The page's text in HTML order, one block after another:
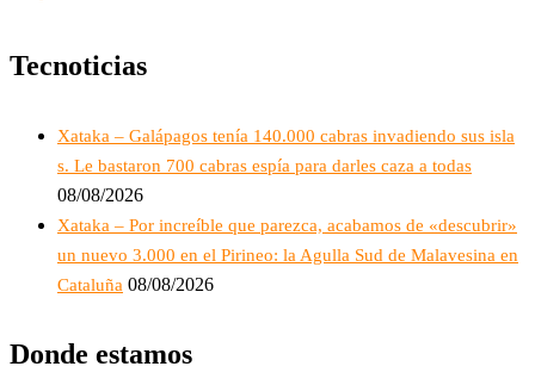
Tecnoticias
Xataka – Galápagos tenía 140.000 cabras invadiendo sus isla
s. Le bastaron 700 cabras espía para darles caza a todas
08/08/2026
Xataka – Por increíble que parezca, acabamos de «descubrir»
un nuevo 3.000 en el Pirineo: la Agulla Sud de Malavesina en
Cataluña 08/08/2026
Donde estamos